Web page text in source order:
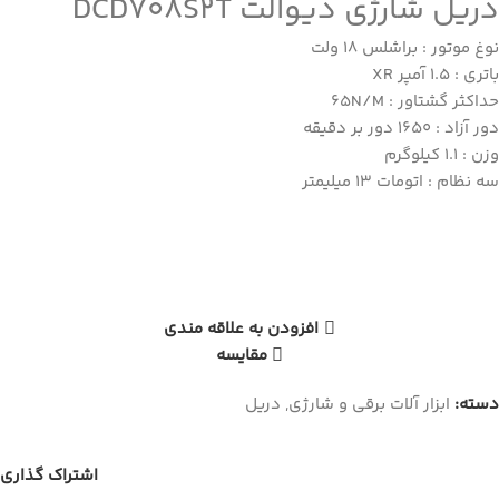
دریل شارژی دیوالت DCD708S2T
نوغ موتور : براشلس 18 ولت
باتری : 1.5 آمپر XR
حداکثر گشتاور : 65N/M
دور آزاد : 1650 دور بر دقیقه
وزن : 1.1 کیلوگرم
سه نظام : اتومات 13 میلیمتر
افزودن به علاقه مندی
مقایسه
دسته: ابزار آلات برقی و شارژی, دریل
اشتراک گذاری